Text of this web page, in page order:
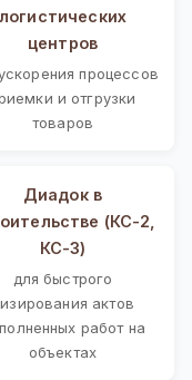
логистических
центров
процессов
и отгрузки
товаров
Диадок в
(КС-2,
КС-3)
для быстрого
актов
работ на
объектах